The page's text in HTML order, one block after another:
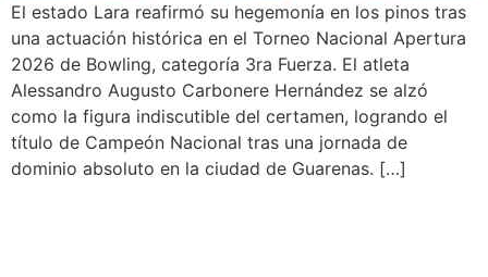
El estado Lara reafirmó su hegemonía en los pinos tras
una actuación histórica en el Torneo Nacional Apertura
2026 de Bowling, categoría 3ra Fuerza. El atleta
Alessandro Augusto Carbonere Hernández se alzó
como la figura indiscutible del certamen, logrando el
título de Campeón Nacional tras una jornada de
dominio absoluto en la ciudad de Guarenas. […]